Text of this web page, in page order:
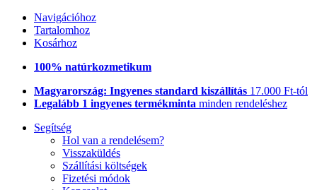
Navigációhoz
Tartalomhoz
Kosárhoz
100% natúrkozmetikum
Magyarország: Ingyenes standard kiszállítás 17.000 Ft-tól
Legalább 1 ingyenes termékminta minden rendeléshez
Segítség
Hol van a rendelésem?
Visszaküldés
Szállítási költségek
Fizetési módok